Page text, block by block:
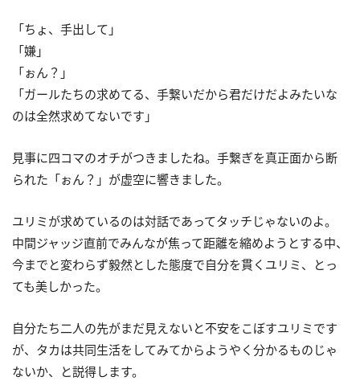
「ちょ、手出して」
「嫌」
「ぉん？」
「ガールたちの求めてる、手繋いだから君だけだよみたいな
のは全然求めてないです」
見事に四コマのオチがつきましたね。手繋ぎを真正面から断
られた「ぉん？」が虚空に響きました。
ユリミが求めているのは対話であってタッチじゃないのよ。
中間ジャッジ直前でみんなが焦って距離を縮めようとする中、
今までと変わらず毅然とした態度で自分を貫くユリミ、とっ
ても美しかった。
自分たち二人の先がまだ見えないと不安をこぼすユリミです
が、タカは共同生活をしてみてからようやく分かるものじゃ
ないか、と説得します。